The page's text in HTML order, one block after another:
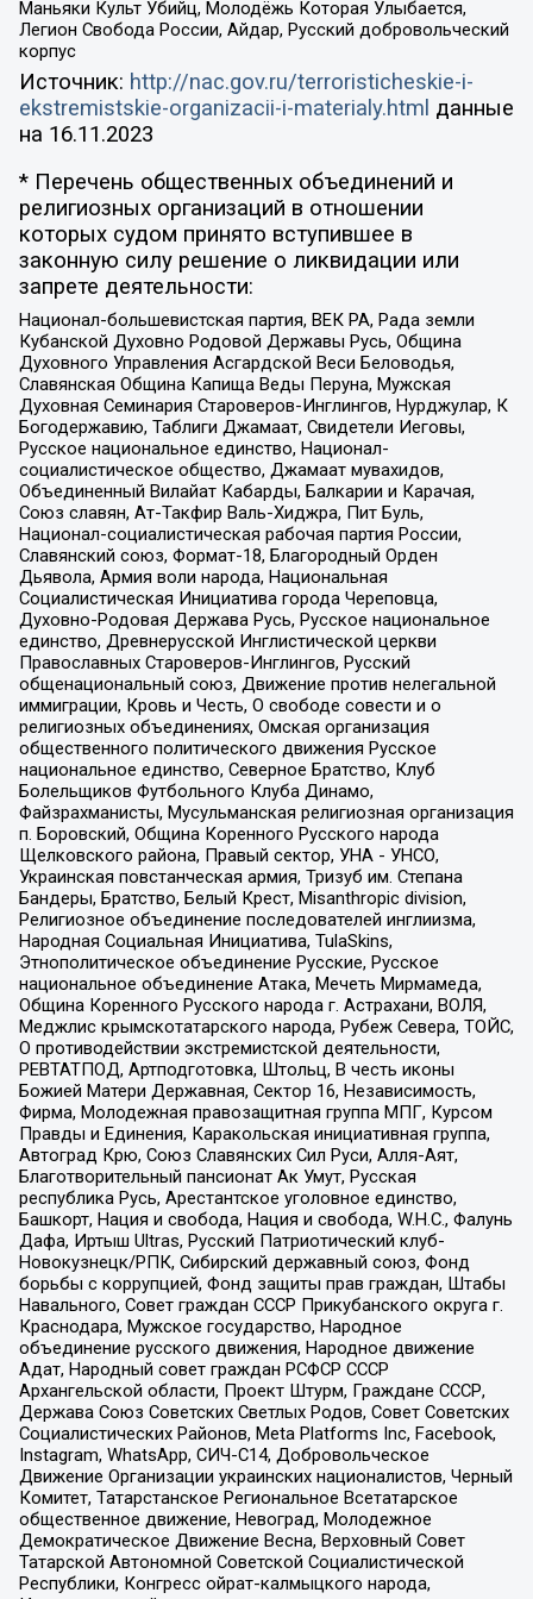
Маньяки Культ Убийц, Молодёжь Которая Улыбается,
Легион Свобода России, Айдар, Русский добровольческий
корпус
Источник: http://nac.gov.ru/terroristicheskie-i-
ekstremistskie-organizacii-i-materialy.html данные
на 16.11.2023
* Перечень общественных объединений и
религиозных организаций в отношении
которых судом принято вступившее в
законную силу решение о ликвидации или
запрете деятельности:
Национал-большевистская партия, ВЕК РА, Рада земли
Кубанской Духовно Родовой Державы Русь, Община
Духовного Управления Асгардской Веси Беловодья,
Славянская Община Капища Веды Перуна, Мужская
Духовная Семинария Староверов-Инглингов, Нурджулар, К
Богодержавию, Таблиги Джамаат, Свидетели Иеговы,
Русское национальное единство, Национал-
социалистическое общество, Джамаат мувахидов,
Объединенный Вилайат Кабарды, Балкарии и Карачая,
Союз славян, Ат-Такфир Валь-Хиджра, Пит Буль,
Национал-социалистическая рабочая партия России,
Славянский союз, Формат-18, Благородный Орден
Дьявола, Армия воли народа, Национальная
Социалистическая Инициатива города Череповца,
Духовно-Родовая Держава Русь, Русское национальное
единство, Древнерусской Инглистической церкви
Православных Староверов-Инглингов, Русский
общенациональный союз, Движение против нелегальной
иммиграции, Кровь и Честь, О свободе совести и о
религиозных объединениях, Омская организация
общественного политического движения Русское
национальное единство, Северное Братство, Клуб
Болельщиков Футбольного Клуба Динамо,
Файзрахманисты, Мусульманская религиозная организация
п. Боровский, Община Коренного Русского народа
Щелковского района, Правый сектор, УНА - УНСО,
Украинская повстанческая армия, Тризуб им. Степана
Бандеры, Братство, Белый Крест, Misanthropic division,
Религиозное объединение последователей инглиизма,
Народная Социальная Инициатива, TulaSkins,
Этнополитическое объединение Русские, Русское
национальное объединение Атака, Мечеть Мирмамеда,
Община Коренного Русского народа г. Астрахани, ВОЛЯ,
Меджлис крымскотатарского народа, Рубеж Севера, ТОЙС,
О противодействии экстремистской деятельности,
РЕВТАТПОД, Артподготовка, Штольц, В честь иконы
Божией Матери Державная, Сектор 16, Независимость,
Фирма, Молодежная правозащитная группа МПГ, Курсом
Правды и Единения, Каракольская инициативная группа,
Автоград Крю, Союз Славянских Сил Руси, Алля-Аят,
Благотворительный пансионат Ак Умут, Русская
республика Русь, Арестантское уголовное единство,
Башкорт, Нация и свобода, Нация и свобода, W.H.С., Фалунь
Дафа, Иртыш Ultras, Русский Патриотический клуб-
Новокузнецк/РПК, Сибирский державный союз, Фонд
борьбы с коррупцией, Фонд защиты прав граждан, Штабы
Навального, Совет граждан СССР Прикубанского округа г.
Краснодара, Мужское государство, Народное
объединение русского движения, Народное движение
Адат, Народный совет граждан РСФСР СССР
Архангельской области, Проект Штурм, Граждане СССР,
Держава Союз Советских Светлых Родов, Совет Советских
Социалистических Районов, Meta Platforms Inc, Facebook,
Instagram, WhatsApp, СИЧ-С14, Добровольческое
Движение Организации украинских националистов, Черный
Комитет, Татарстанское Региональное Всетатарское
общественное движение, Невоград, Молодежное
Демократическое Движение Весна, Верховный Совет
Татарской Автономной Советской Социалистической
Республики, Конгресс ойрат-калмыцкого народа,